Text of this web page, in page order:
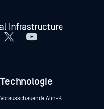
Technologie
Vorausschauende Alin-KI